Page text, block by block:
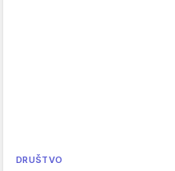
DRUŠTVO